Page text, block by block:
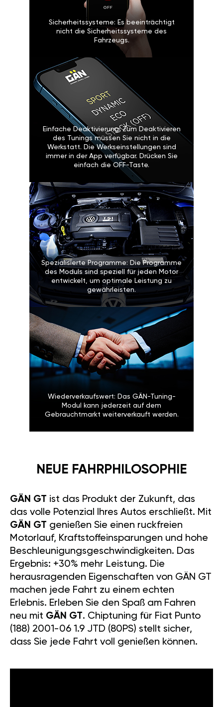
Sicherheitssysteme: Es beeinträchtigt
nicht die Sicherheitssysteme des
Fahrzeugs.
Einfache Deaktivierung: Zum Deaktivieren
des Tunings müssen Sie nicht in die
Werkstatt. Die Werkseinstellungen sind
immer in der App verfügbar. Drücken Sie
einfach die OFF-Taste.
Spezialisierte Programme: Die Programme
des Moduls sind speziell für jeden Motor
entwickelt, um optimale Leistung zu
gewährleisten.
Wiederverkaufswert: Das GÄN-Tuning-
Modul kann jederzeit auf dem
Gebrauchtmarkt weiterverkauft werden.
NEUE FAHRPHILOSOPHIE
GÄN GT ist das Produkt der Zukunft, das
das volle Potenzial Ihres Autos erschließt. Mit
GÄN GT genießen Sie einen ruckfreien
Motorlauf, Kraftstoffeinsparungen und hohe
Beschleunigungsgeschwindigkeiten. Das
Ergebnis: +30% mehr Leistung. Die
herausragenden Eigenschaften von GÄN GT
machen jede Fahrt zu einem echten
Erlebnis. Erleben Sie den Spaß am Fahren
neu mit GÄN GT. Chiptuning für Fiat Punto
(188) 2001-06 1.9 JTD (80PS) stellt sicher,
dass Sie jede Fahrt voll genießen können.